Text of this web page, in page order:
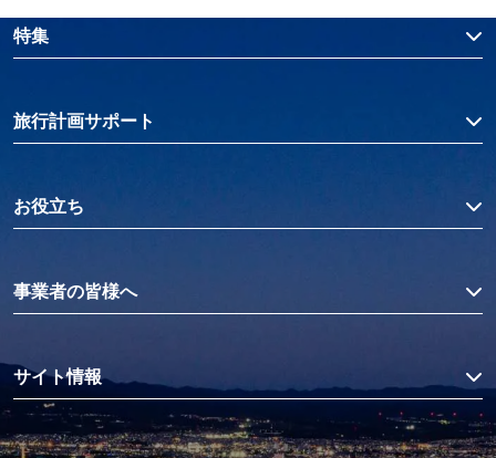
特集
旅行計画サポート
お役立ち
事業者の皆様へ
サイト情報